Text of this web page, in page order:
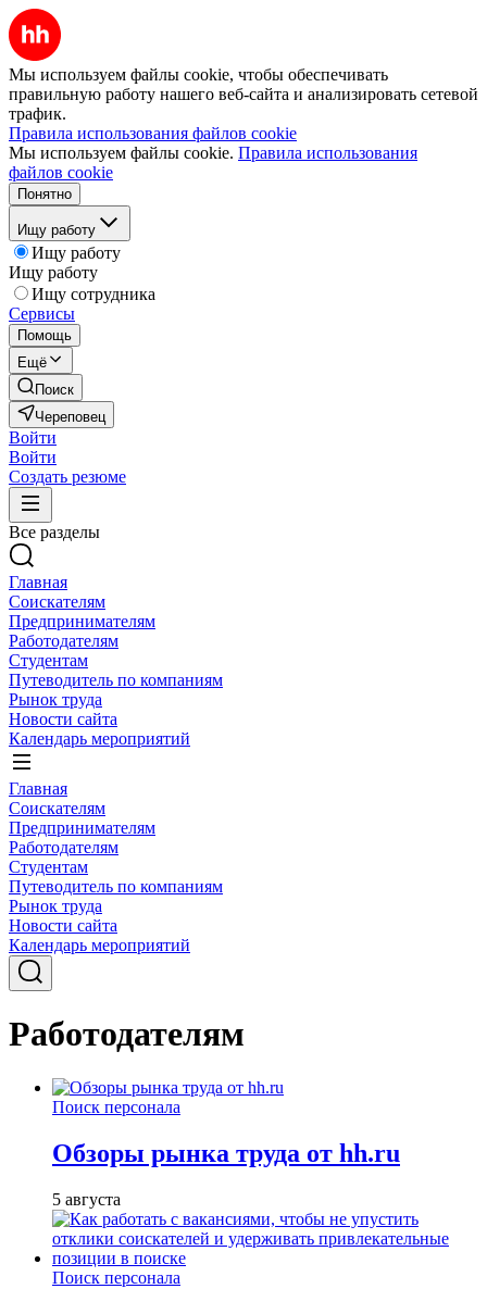
Мы используем файлы cookie, чтобы обеспечивать
правильную работу нашего веб-сайта и анализировать сетевой
трафик.
Правила использования файлов cookie
Мы используем файлы cookie. Правила использования
файлов cookie
Понятно
Ищу работу
Ищу работу
Ищу работу
Ищу сотрудника
Сервисы
Помощь
Ещё
Поиск
Череповец
Войти
Войти
Создать резюме
Все разделы
Главная
Соискателям
Предпринимателям
Работодателям
Студентам
Путеводитель по компаниям
Рынок труда
Новости сайта
Календарь мероприятий
Главная
Соискателям
Предпринимателям
Работодателям
Студентам
Путеводитель по компаниям
Рынок труда
Новости сайта
Календарь мероприятий
Работодателям
Поиск персонала
Обзоры рынка труда от hh.ru
5 августа
Поиск персонала